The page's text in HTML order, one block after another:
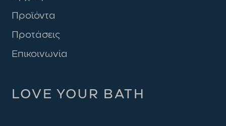
Προϊόντα
Προτάσεις
Επικοινωνία
LOVE YOUR BATH